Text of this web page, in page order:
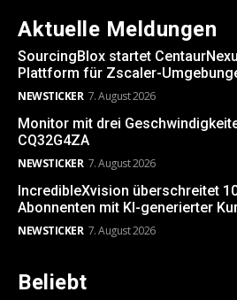
Aktuelle Meldungen
SourcingBlox startet
Plattform für Zscaler-
NEWSTICKER 7. August 2026
Monitor mit drei
CQ32G4ZA
NEWSTICKER 7. August 2026
IncredibleXvision überschreitet
Abonnenten mit KI-generierter
NEWSTICKER 7. August 2026
Beliebt